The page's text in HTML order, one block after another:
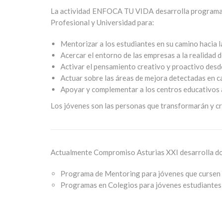
La actividad ENFOCA TU VIDA desarrolla
Profesional y Universidad para:
Mentorizar a los estudiantes en su camino hacia
Acercar el entorno de las empresas a la realidad
Activar el pensamiento creativo y proactivo
Actuar sobre las áreas de mejora detectadas en
Apoyar y complementar a los centros
Los jóvenes son las personas que transformarán y
Actualmente Compromiso Asturias XXI desarrolla
Programa de Mentoring para jóvenes que
Programas en Colegios para jóvenes